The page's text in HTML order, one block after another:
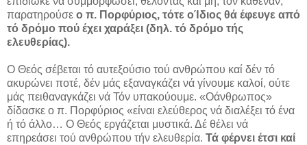
παρατηρούσε ο π. Πορφύριος, τότε οΊδιος θά έφευγε από
τό δρόμο πού έχει χαράξει (δηλ. τό δρόμο τής
ελευθερίας).
Ο Θεός σέβεται τό αυτεξούσιο τού ανθρώπου καί δέν τό
ακυρώνει ποτέ, δέν μάς εξαναγκάζει νά γίνουμε καλοί, ούτε
μάς πειθαναγκάζει νά Τόν υπακούουμε. «Οάνθρωπος»
δίδασκε ο π. Πορφύριος «είναι ελεύθερος νά διαλέξει τό ένα
ή τό άλλο… Ο Θεός εργάζεται μυστικά. Δέ θέλει νά
επηρεάσει τού ανθρώπου τήν ελευθερία. Τά φέρνει έτσι καί